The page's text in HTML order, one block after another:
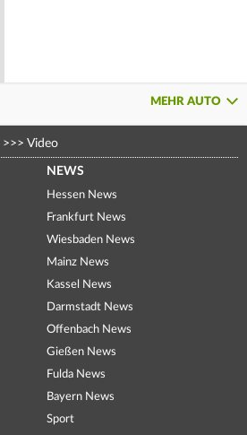
MEHR AUTO
>>> Video
NEWS
Hessen News
Frankfurt News
Wiesbaden News
Mainz News
Kassel News
Darmstadt News
Offenbach News
Gießen News
Fulda News
Bayern News
Sport